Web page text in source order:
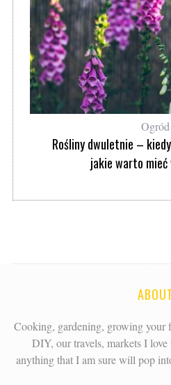
Ogród
Rośliny dwuletnie –
jakie warto mieć
Cooking, gardening, growing your
DIY, our travels, markets I
anything that I am sure will pop